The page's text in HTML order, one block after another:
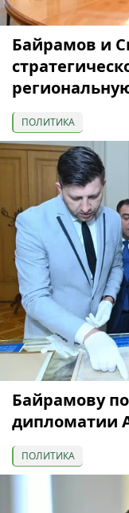
Байрамов и
ПОЛИТИКА
Байрамову
дипломатии
ПОЛИТИКА